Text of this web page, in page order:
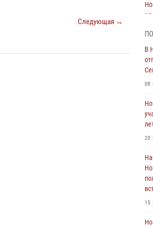
Следующая →
30
В
30
30
В
08
20
15